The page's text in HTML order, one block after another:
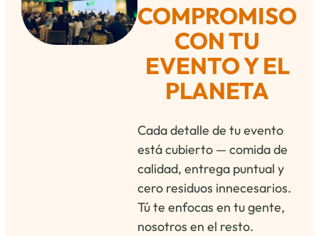
COMPROMISO
CON TU
EVENTO Y EL
PLANETA
Cada detalle de tu evento
está cubierto — comida de
calidad, entrega puntual y
cero residuos innecesarios.
Tú te enfocas en tu gente,
nosotros en el resto.